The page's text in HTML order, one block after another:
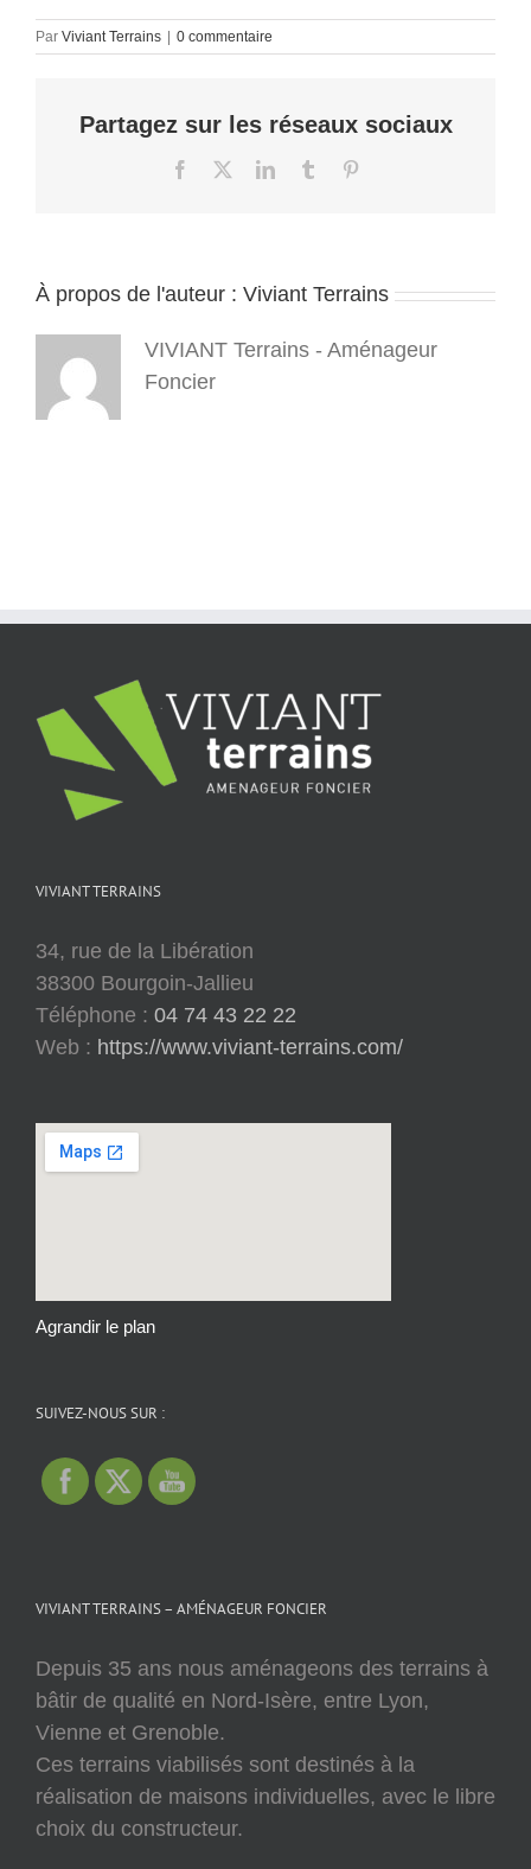
Par Viviant Terrains 0 commentaire
Partagez sur les réseaux sociaux
Facebook LinkedInTumblr
À propos de l'auteur : Viviant Terrains
VIVIANT Terrains - Aménageur
Foncier
VIVIANT TERRAINS
34, rue de la Libération
38300 Bourgoin-Jallieu
Téléphone : 04 74 43 22 22
Web : https://www.viviant-terrains.com/
Agrandir le plan
SUIVEZ-NOUS SUR :
VIVIANT TERRAINS – AMÉNAGEUR FONCIER
Depuis 35 ans nous aménageons des terrains à
bâtir de qualité en Nord-Isère, entre Lyon,
Vienne et Grenoble.
Ces terrains viabilisés sont destinés à la
réalisation de maisons individuelles, avec le libre
choix du constructeur.